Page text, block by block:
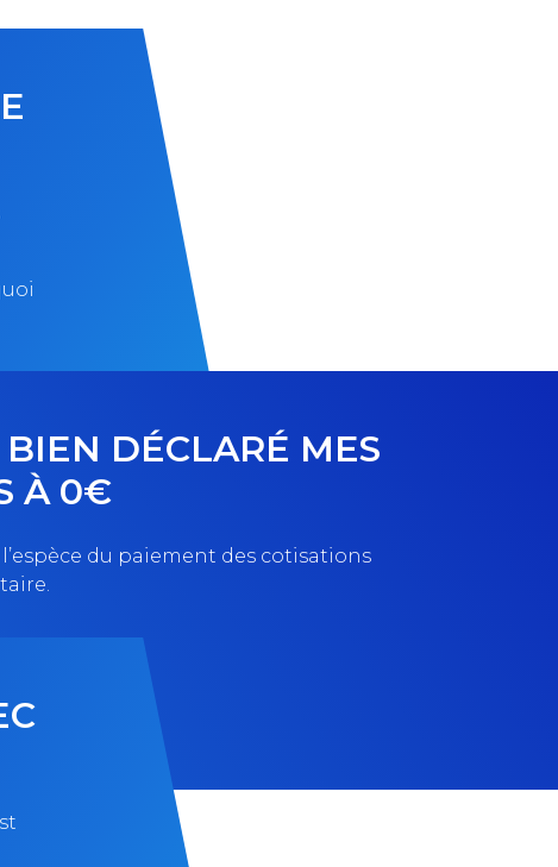
DÉCLARÉ MES
À 0€
du paiement des cotisations